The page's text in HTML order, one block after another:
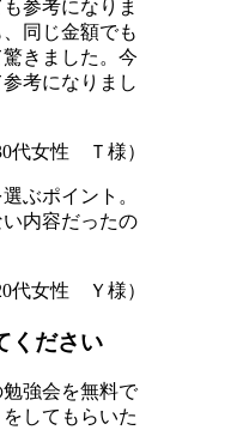
参考になりま
同じ金額でも
きました。今
考になりまし
代女性 Ｔ様）
ぶポイント。
内容だったの
代女性 Ｙ様）
ください
強会を無料で
してもらいた